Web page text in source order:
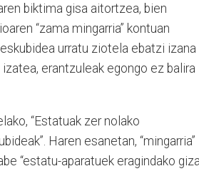
biktima gisa aitortzea, bien
“zama mingarria” kontuan
urratu ziotela ebatzi izana
erantzuleak egongo ez balira
“Estatuak zer nolako
Haren esanetan, “mingarria”
“estatu-aparatuek eragindako